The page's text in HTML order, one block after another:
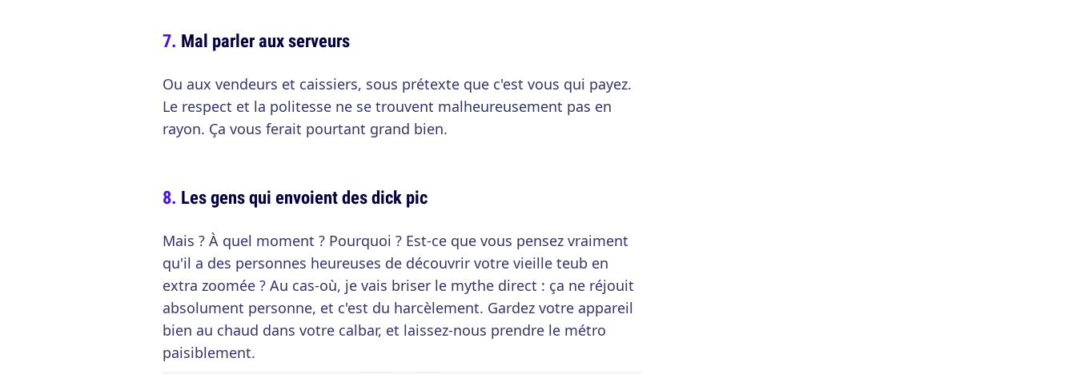
Mal parler aux serveurs
Ou aux vendeurs et caissiers, sous prétexte que c'est vous qui payez.
Le respect et la politesse ne se trouvent malheureusement pas en
rayon. Ça vous ferait pourtant grand bien.
Les gens qui envoient des dick pic
Mais ? À quel moment ? Pourquoi ? Est-ce que vous pensez vraiment
qu'il a des personnes heureuses de découvrir votre vieille teub en
extra zoomée ? Au cas-où, je vais briser le mythe direct : ça ne réjouit
absolument personne, et c'est du harcèlement. Gardez votre appareil
bien au chaud dans votre calbar, et laissez-nous prendre le métro
paisiblement.